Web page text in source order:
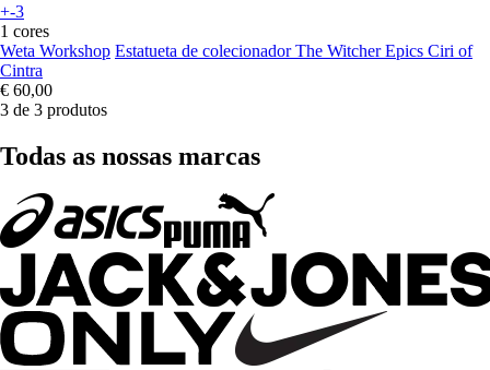
+-3
1 cores
Weta Workshop Estatueta de colecionador The Witcher Epics Ciri of
Cintra
€ 60,00
3 de 3 produtos
Todas as nossas marcas